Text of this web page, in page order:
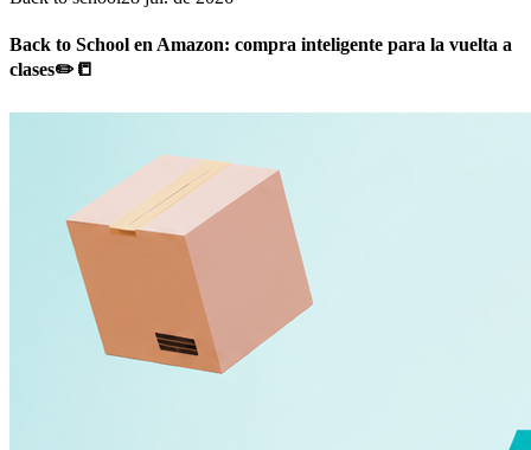
Back to School en Amazon: compra inteligente para la vuelta a
clases✏️📒